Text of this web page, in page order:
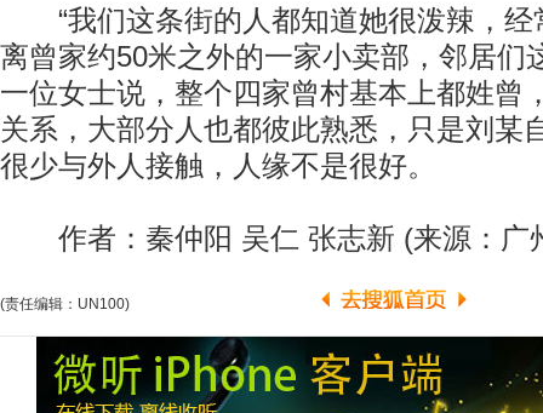
“我们这条街的人都知道她很泼辣，经
离曾家约50米之外的一家小卖部，邻居们
一位女士说，整个四家曾村基本上都姓曾
关系，大部分人也都彼此熟悉，只是刘某
很少与外人接触，人缘不是很好。
作者：秦仲阳 吴仁 张志新 (来源：广
(责任编辑：UN100)